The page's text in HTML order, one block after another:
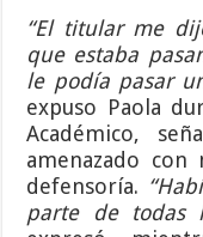
“El titular me
que estaba
le podía pasar
expuso Paola
Académico,
amenazado
defensoría.
parte de todas